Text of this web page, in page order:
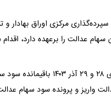
سود سهام عدالت ۱۴۰۱، شرکت سپرده‌گذاری
سهام عدالت را برعهده دارد،
به گزارش سرویس بورس